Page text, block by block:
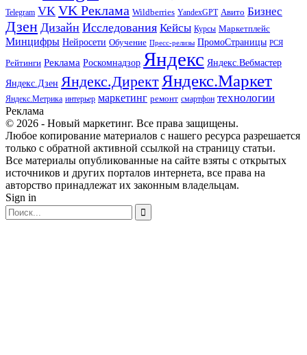
Telegram VK VK Реклама Wildberries YandexGPT Авито Бизнес
Дзен Дизайн Исследования Кейсы Курсы Маркетплейс
Минцифры Нейросети Обучение Пресс-релизы ПромоСтраницы РСЯ
Рейтинги Реклама Роскомнадзор Яндекс Яндекс.Вебмастер
Яндекс.Дзен Яндекс.ДиректЯндекс.Маркет
Яндекс.Метрика интерьер маркетинг ремонт смартфон технологии
Реклама
© 2026 - Новый маркетинг. Все права защищены.
Любое копирование материалов с нашего ресурса разрешается
только с обратной активной ссылкой на страницу статьи.
Все материалы опубликованные на сайте взяты с открытых
источников и других порталов интернета, все права на
авторство принадлежат их законным владельцам.
Sign in